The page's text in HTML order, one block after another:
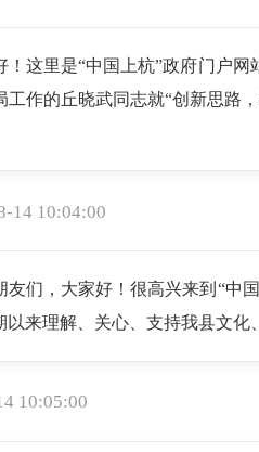
！这里是“中国上杭”政府门户
工作的丘晓武同志就“创新思路
14 10:04:00
友们，大家好！很高兴来到“中
以来理解、关心、支持我县文
10:05:00